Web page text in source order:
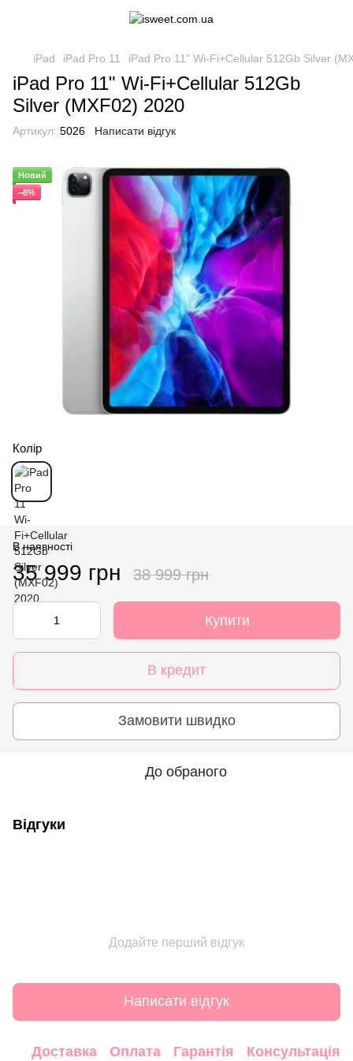
iPad iPad Pro 11 iPad Pro 11" Wi-Fi+Cellular 512Gb Silver
iPad Pro 11" Wi-Fi+Cellular 512Gb
Silver (MXF02) 2020
Артикул: 5026 Написати відгук
Новий
−8%
Колір
В наявності
35 999 грн 38 999 грн
Купити
В кредит
Замовити швидко
До обраного
Відгуки
Додайте перший відгук
Написати відгук
Доставка Оплата Гарантія Консультація